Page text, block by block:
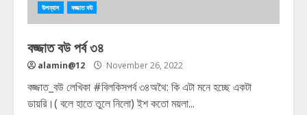
উপন্যাস বজ্জাত বউ
বজ্জাত বউ পর্ব ৩৪
alamin@12 November 26, 2022
বজ্জাত_বউ লেখিকা #বিলকিসপর্ব ৩৪অথৈ: কি এটা মনে হচ্ছে একটা
ডায়রি।( বলে হাতে তুলে নিলো) ইশ কতো ময়লা...